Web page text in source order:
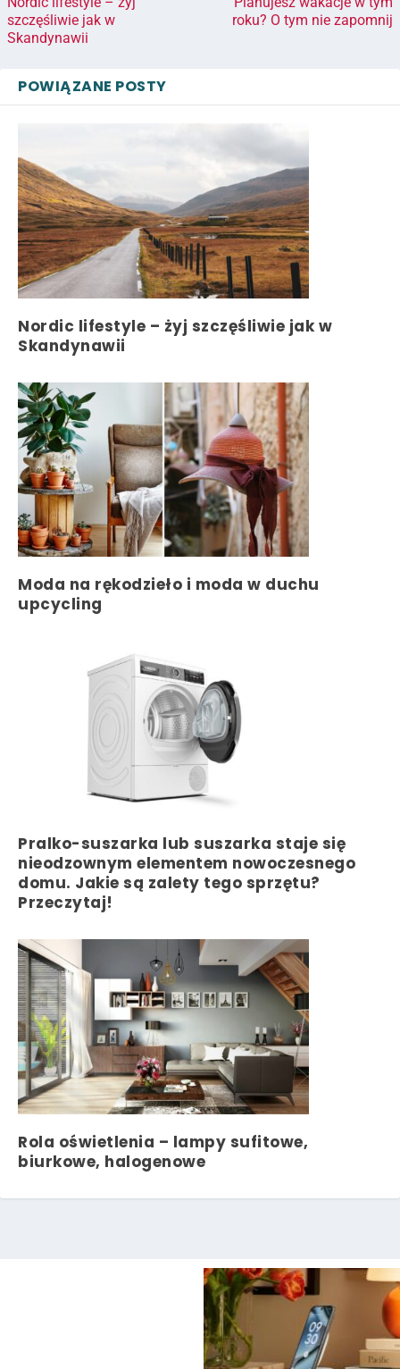
szczęśliwie jak w
Skandynawii
roku? O tym nie zapomnij
POWIĄZANE POSTY
Nordic lifestyle – żyj szczęśliwie jak w
Skandynawii
Moda na rękodzieło i moda w duchu
upcycling
Pralko-suszarka lub suszarka staje się
nieodzownym elementem nowoczesnego
domu. Jakie są zalety tego sprzętu?
Przeczytaj!
Rola oświetlenia – lampy sufitowe,
biurkowe, halogenowe